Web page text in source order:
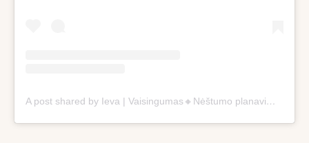
A post shared by Ieva | Vaisingumas🔸Nėštumo planavimas 🔸Genetika (@vaisingumosaknys)